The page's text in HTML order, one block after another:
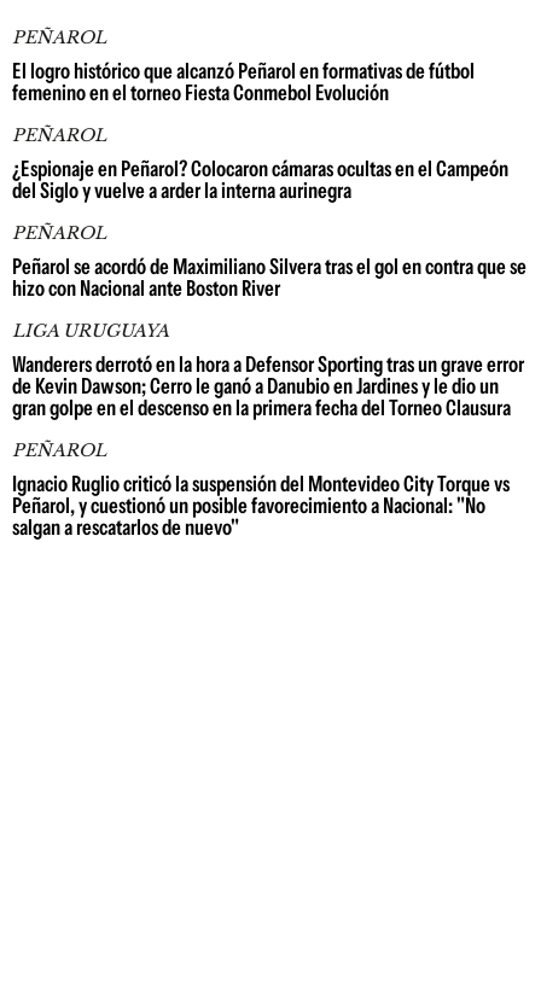
PEÑAROL
El logro histórico que alcanzó Peñarol en formativas de fútbol
femenino en el torneo Fiesta Conmebol Evolución
PEÑAROL
¿Espionaje en Peñarol? Colocaron cámaras ocultas en el Campeón
del Siglo y vuelve a arder la interna aurinegra
PEÑAROL
Peñarol se acordó de Maximiliano Silvera tras el gol en contra que se
hizo con Nacional ante Boston River
LIGA URUGUAYA
Wanderers derrotó en la hora a Defensor Sporting tras un grave error
de Kevin Dawson; Cerro le ganó a Danubio en Jardines y le dio un
gran golpe en el descenso en la primera fecha del Torneo Clausura
PEÑAROL
Ignacio Ruglio criticó la suspensión del Montevideo City Torque vs
Peñarol, y cuestionó un posible favorecimiento a Nacional: "No
salgan a rescatarlos de nuevo"